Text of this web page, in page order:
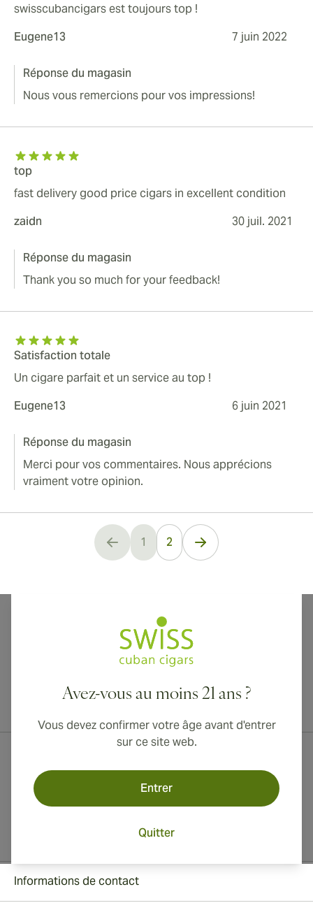
swisscubancigars est toujours top !
Eugene13
7 juin 2022
Réponse du magasin
Nous vous remercions pour vos impressions!
top
fast delivery good price cigars in excellent condition
zaidn
30 juil. 2021
Réponse du magasin
Thank you so much for your feedback!
Satisfaction totale
Un cigare parfait et un service au top !
Eugene13
6 juin 2021
Réponse du magasin
Merci pour vos commentaires. Nous apprécions
vraiment votre opinion.
You're currently reading page
1 2
Avez-vous au moins 21 ans ?
Vous devez confirmer votre âge avant d'entrer
sur ce site web.
Entrer
Quitter
Livraison internationale disponible vers le Canada, le Royaume-Uni
Informations de contact